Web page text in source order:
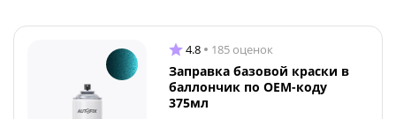
4.8 185 оценок
Заправка базовой краски в
баллончик по OEM-коду
375мл